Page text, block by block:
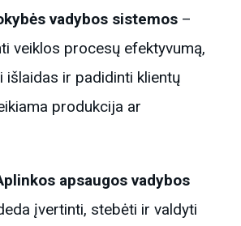
vadybos sistemos –
veiklos procesų efektyvumą,
išlaidas ir padidinti klientų
produkcija ar
apsaugos vadybos
įvertinti, stebėti ir valdyti